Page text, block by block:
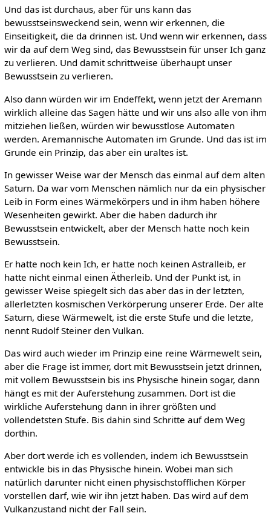
Und das ist durchaus, aber für uns kann das
bewusstseinsweckend sein, wenn wir erkennen, die
Einseitigkeit, die da drinnen ist. Und wenn wir erkennen, dass
wir da auf dem Weg sind, das Bewusstsein für unser Ich ganz
zu verlieren. Und damit schrittweise überhaupt unser
Bewusstsein zu verlieren.
Also dann würden wir im Endeffekt, wenn jetzt der Aremann
wirklich alleine das Sagen hätte und wir uns also alle von ihm
mitziehen ließen, würden wir bewusstlose Automaten
werden. Aremannische Automaten im Grunde. Und das ist im
Grunde ein Prinzip, das aber ein uraltes ist.
In gewisser Weise war der Mensch das einmal auf dem alten
Saturn. Da war vom Menschen nämlich nur da ein physischer
Leib in Form eines Wärmekörpers und in ihm haben höhere
Wesenheiten gewirkt. Aber die haben dadurch ihr
Bewusstsein entwickelt, aber der Mensch hatte noch kein
Bewusstsein.
Er hatte noch kein Ich, er hatte noch keinen Astralleib, er
hatte nicht einmal einen Ätherleib. Und der Punkt ist, in
gewisser Weise spiegelt sich das aber das in der letzten,
allerletzten kosmischen Verkörperung unserer Erde. Der alte
Saturn, diese Wärmewelt, ist die erste Stufe und die letzte,
nennt Rudolf Steiner den Vulkan.
Das wird auch wieder im Prinzip eine reine Wärmewelt sein,
aber die Frage ist immer, dort mit Bewusstsein jetzt drinnen,
mit vollem Bewusstsein bis ins Physische hinein sogar, dann
hängt es mit der Auferstehung zusammen. Dort ist die
wirkliche Auferstehung dann in ihrer größten und
vollendetsten Stufe. Bis dahin sind Schritte auf dem Weg
dorthin.
Aber dort werde ich es vollenden, indem ich Bewusstsein
entwickle bis in das Physische hinein. Wobei man sich
natürlich darunter nicht einen physischstofflichen Körper
vorstellen darf, wie wir ihn jetzt haben. Das wird auf dem
Vulkanzustand nicht der Fall sein.